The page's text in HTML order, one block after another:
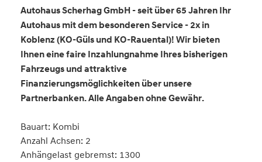
Autohaus Scherhag GmbH - seit über 65 Jahren Ihr
Autohaus mit dem besonderen Service - 2x in
Koblenz (KO-Güls und KO-Rauental)! Wir bieten
Ihnen eine faire Inzahlungnahme Ihres bisherigen
Fahrzeugs und attraktive
Finanzierungsmöglichkeiten über unsere
Partnerbanken. Alle Angaben ohne Gewähr.
Bauart: Kombi
Anzahl Achsen: 2
Anhängelast gebremst: 1300